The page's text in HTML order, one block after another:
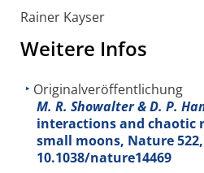
Rainer Kayser
Weitere Infos
Originalveröffentlichung
M. R. Showalter & D. P.
interactions and chaotic
small moons, Nature522
10.1038/nature14469